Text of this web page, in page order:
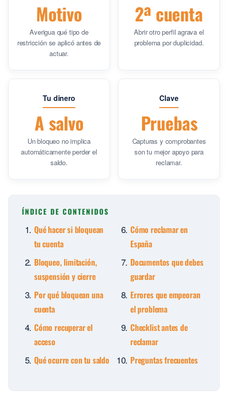
Motivo
Averigua qué tipo de
restricción se aplicó antes de
actuar.
2ª cuenta
Abrir otro perfil agrava el
problema por duplicidad.
Tu dinero
A salvo
Un bloqueo no implica
automáticamente perder el
saldo.
Clave
Pruebas
Capturas y comprobantes
son tu mejor apoyo para
reclamar.
ÍNDICE DE CONTENIDOS
Qué hacer si bloquean
tu cuenta
Bloqueo, limitación,
suspensión y cierre
Por qué bloquean una
cuenta
Cómo recuperar el
acceso
Qué ocurre con tu saldo
Cómo reclamar en
España
Documentos que debes
guardar
Errores que empeoran
el problema
Checklist antes de
reclamar
Preguntas frecuentes